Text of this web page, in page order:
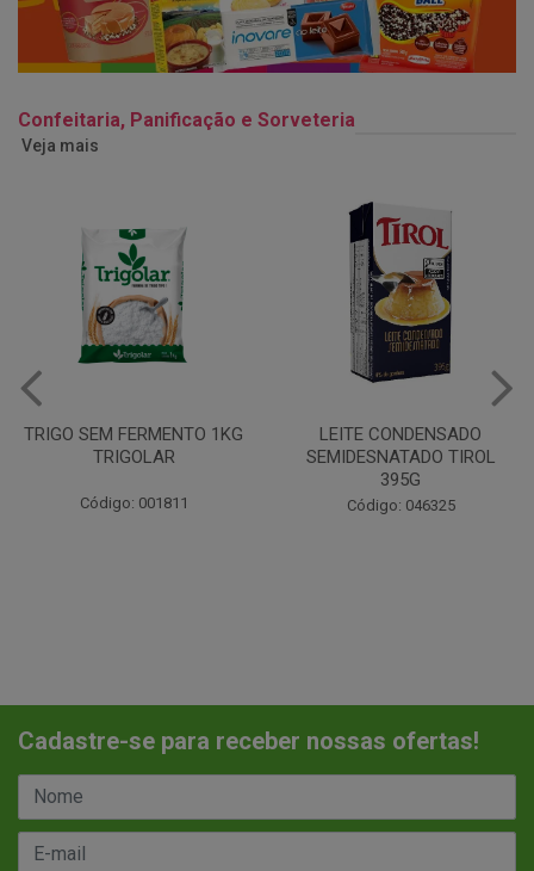
Confeitaria, Panificação e Sorveteria
Veja mais
LEITE CONDENSADO
SEMIDESNATADO TIROL
Código: 046325
CHANTILINHO EM PO 400G
MIX
Código: 037442
Cadastre-se para receber nossas ofertas!